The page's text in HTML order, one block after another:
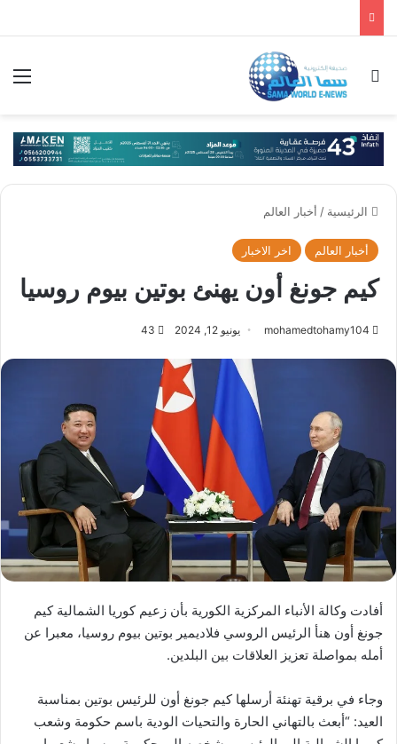
بحث عن
الرئيسية / أخبار العالم
أخبار العالم اخر الاخبار
كيم جونغ أون يهنئ بوتين بيوم روسيا
mohamedtohamy104 يونيو 12, 2024 43
أفادت وكالة الأنباء المركزية الكورية بأن زعيم كوريا الشمالية كيم
جونغ أون هنأ الرئيس الروسي فلاديمير بوتين بيوم روسيا، معبرا عن
أمله بمواصلة تعزيز العلاقات بين البلدين.
وجاء في برقية تهنئة أرسلها كيم جونغ أون للرئيس بوتين بمناسبة
العيد: “أبعث بالتهاني الحارة والتحيات الودية باسم حكومة وشعب